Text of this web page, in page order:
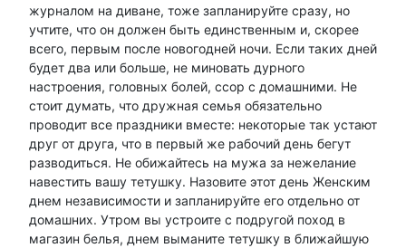
журналом на диване, тоже запланируйте сразу, но
учтите, что он должен быть единственным и, скорее
всего, первым после новогодней ночи. Если таких дней
будет два или больше, не миновать дурного
настроения, головных болей, ссор с домашними. Не
стоит думать, что дружная семья обязательно
проводит все праздники вместе: некоторые так устают
друг от друга, что в первый же рабочий день бегут
разводиться. Не обижайтесь на мужа за нежелание
навестить вашу тетушку. Назовите этот день Женским
днем независимости и запланируйте его отдельно от
домашних. Утром вы устроите с подругой поход в
магазин белья, днем выманите тетушку в ближайшую